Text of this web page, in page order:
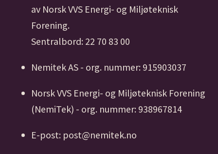
av Norsk VVS Energi- og Miljøteknisk
Forening.
Sentralbord: 22 70 83 00
Nemitek AS - org. nummer: 915903037
Norsk VVS Energi- og Miljøteknisk Forening
(NemiTek) - org. nummer: 938967814
E-post: post@nemitek.no